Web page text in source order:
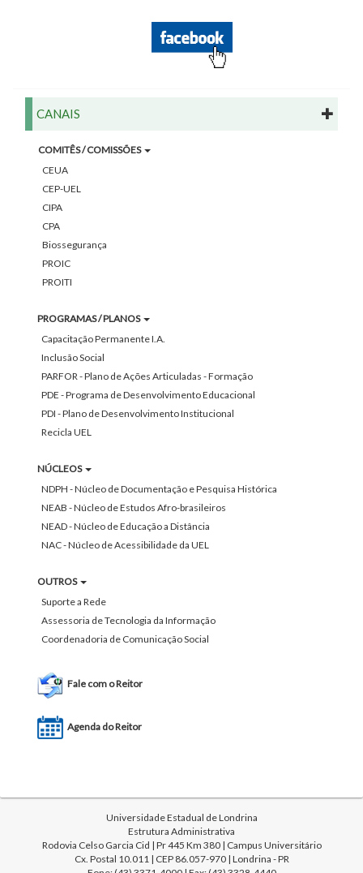
CANAIS
COMITÊS / COMISSÕES
CEUA
CEP-UEL
CIPA
CPA
Biossegurança
PROIC
PROITI
PROGRAMAS / PLANOS
Capacitação Permanente I.A.
Inclusão Social
PARFOR - Plano de Ações Articuladas - Formação
PDE - Programa de Desenvolvimento Educacional
PDI - Plano de Desenvolvimento Institucional
Recicla UEL
NÚCLEOS
NDPH - Núcleo de Documentação e Pesquisa Histórica
NEAB - Núcleo de Estudos Afro-brasileiros
NEAD - Núcleo de Educação a Distância
NAC - Núcleo de Acessibilidade da UEL
OUTROS
Suporte a Rede
Assessoria de Tecnologia da Informação
Coordenadoria de Comunicação Social
Fale com o Reitor
Agenda do Reitor
Universidade Estadual de Londrina
Estrutura Administrativa
Rodovia Celso Garcia Cid | Pr 445 Km 380 | Campus Universitário
Cx. Postal 10.011 | CEP 86.057-970 | Londrina - PR